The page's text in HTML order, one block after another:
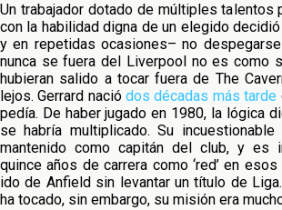
Un trabajador dotado de múltiples talentos
con la habilidad digna de un elegido
y en repetidas ocasiones– no
nunca se fuera del Liverpool no es como
hubieran salido a tocar fuera de The
lejos. Gerrard naciódos décadas más tarde
pedía. De haber jugado en 1980, la lógica
se habría multiplicado. Su
mantenido como capitán del club, y es
quince años de carrera como ‘red’ en
ido de Anfield sin levantar un título de
ha tocado, sin embargo, su misión era